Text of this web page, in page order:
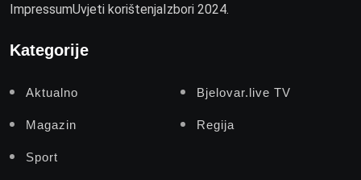
ImpressumUvjeti korištenjaIzbori 2024.
Kategorije
Aktualno Bjelovar.live TV
Magazin Regija
Sport